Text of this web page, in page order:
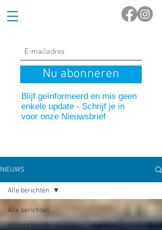
Nu abonneren
Blijf geïnformeerd en mis geen
enkele update - Schrijf je in
voor onze Nieuwsbrief
NIEUWS
Alle berichten
jongerenwerk
Alle berichten